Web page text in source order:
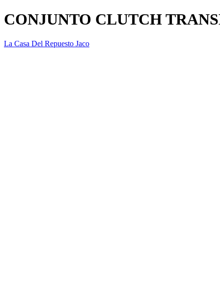
CONJUNTO CLUTCH
La Casa Del Repuesto Jaco